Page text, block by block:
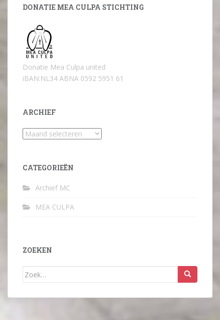
DONATIE MEA CULPA STICHTING
Donatie Mea Culpa united
iBAN:NL34 ABNA 0592 5951 61
ARCHIEF
Archief
CATEGORIEËN
Archief MC
MEA CULPA
ZOEKEN
Zoek